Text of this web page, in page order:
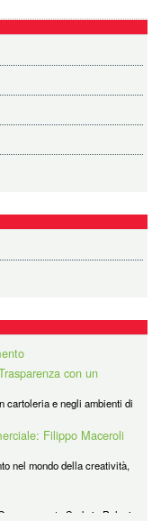
con un
e negli ambienti di
Filippo Maceroli
nel mondo della creatività,
avente Sede in Polonia